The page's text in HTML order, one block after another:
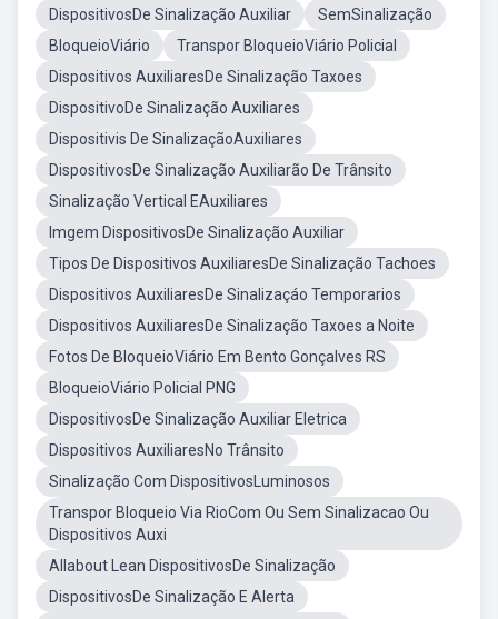
DispositivosDe Sinalização Auxiliar
SemSinalização
BloqueioViário
Transpor BloqueioViário Policial
Dispositivos AuxiliaresDe Sinalização Taxoes
DispositivoDe Sinalização Auxiliares
Dispositivis De SinalizaçãoAuxiliares
DispositivosDe Sinalização Auxiliarão De Trânsito
Sinalização Vertical EAuxiliares
Imgem DispositivosDe Sinalização Auxiliar
Tipos De Dispositivos AuxiliaresDe Sinalização Tachoes
Dispositivos AuxiliaresDe Sinalizaçáo Temporarios
Dispositivos AuxiliaresDe Sinalização Taxoes a Noite
Fotos De BloqueioViário Em Bento Gonçalves RS
BloqueioViário Policial PNG
DispositivosDe Sinalização Auxiliar Eletrica
Dispositivos AuxiliaresNo Trânsito
Sinalização Com DispositivosLuminosos
Transpor Bloqueio Via RioCom Ou Sem Sinalizacao Ou
Dispositivos Auxi
Allabout Lean DispositivosDe Sinalização
DispositivosDe Sinalização E Alerta